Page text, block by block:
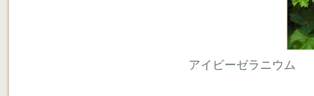
アイビーゼラニウム